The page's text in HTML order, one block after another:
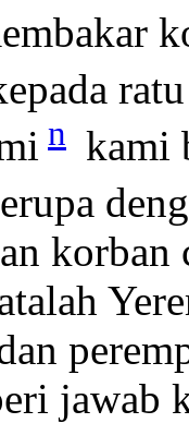
n kami
jawab